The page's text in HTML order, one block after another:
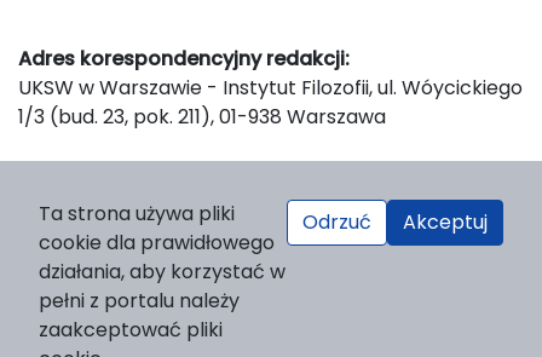
Adres korespondencyjny redakcji:
UKSW w Warszawie - Instytut Filozofii, ul. Wóycickiego
1/3 (bud. 23, pok. 211), 01-938 Warszawa
Wydawnictwo Naukowe UKSW, ul. Dewajtis 5, domek
nr 2, 01-815 Warszawa
Strona WWW Wydawnictwa
e-mail: wydawnictwo@uksw.edu.pl
Ta strona używa pliki
cookie dla prawidłowego
działania, aby korzystać w
pełni z portalu należy
zaakceptować pliki
Odrzuć Akceptuj